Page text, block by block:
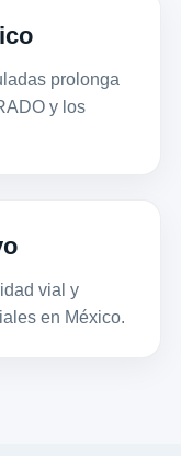
prolonga
y los
vial y
en México.